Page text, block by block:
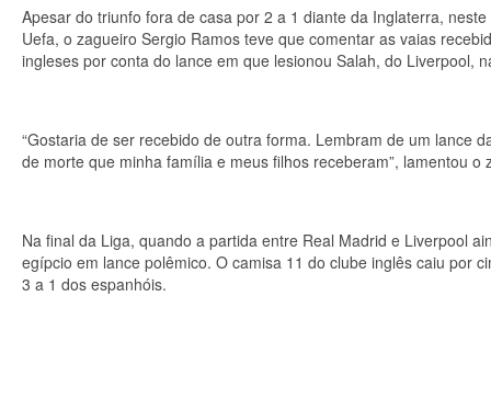
Apesar do triunfo fora de casa por 2 a 1 diante da Inglaterra,
Uefa, o zagueiro Sergio Ramos teve que comentar as vaias
ingleses por conta do lance em que lesionou Salah, do Liverpool,
“Gostaria de ser recebido de outra forma. Lembram de um lance
de morte que minha família e meus filhos receberam”, lamentou
Na final da Liga, quando a partida entre Real Madrid e Liverpool
egípcio em lance polêmico. O camisa 11 do clube inglês caiu por
3 a 1 dos espanhóis.